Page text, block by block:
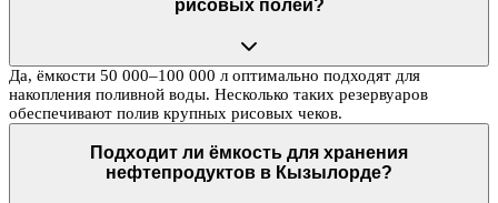
рисовых полей?
Да, ёмкости 50 000–100 000 л оптимально подходят для
накопления поливной воды. Несколько таких резервуаров
обеспечивают полив крупных рисовых чеков.
Подходит ли ёмкость для хранения
нефтепродуктов в Кызылорде?